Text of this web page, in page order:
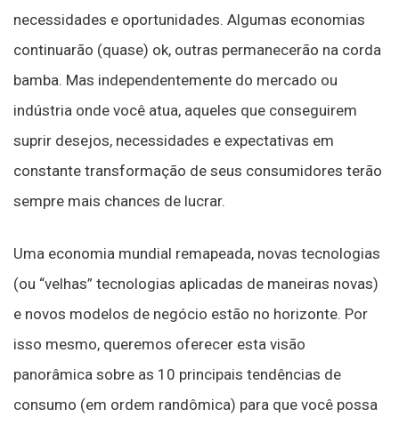
necessidades e oportunidades. Algumas economias
continuarão (quase) ok, outras permanecerão na corda
bamba. Mas independentemente do mercado ou
indústria onde você atua, aqueles que conseguirem
suprir desejos, necessidades e expectativas em
constante transformação de seus consumidores terão
sempre mais chances de lucrar.
Uma economia mundial remapeada, novas tecnologias
(ou “velhas” tecnologias aplicadas de maneiras novas)
e novos modelos de negócio estão no horizonte. Por
isso mesmo, queremos oferecer esta visão
panorâmica sobre as 10 principais tendências de
consumo (em ordem randômica) para que você possa